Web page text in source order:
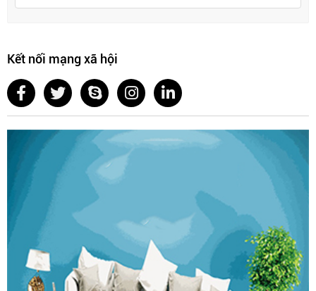
Kết nối mạng xã hội